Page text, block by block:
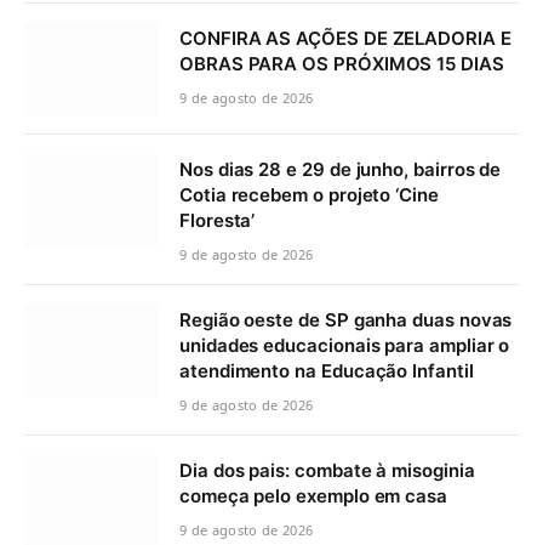
CONFIRA AS AÇÕES DE ZELADORIA E
OBRAS PARA OS PRÓXIMOS 15 DIAS
9 de agosto de 2026
Nos dias 28 e 29 de junho, bairros de
Cotia recebem o projeto ‘Cine
Floresta’
9 de agosto de 2026
Região oeste de SP ganha duas novas
unidades educacionais para ampliar o
atendimento na Educação Infantil
9 de agosto de 2026
Dia dos pais: combate à misoginia
começa pelo exemplo em casa
9 de agosto de 2026